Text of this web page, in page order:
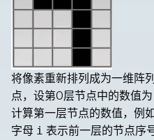
将像素重新排列成为一维阵
点，设第0层节点中的数值
计算第一层节点的数值，例
字母 i 表示前一层的节点序